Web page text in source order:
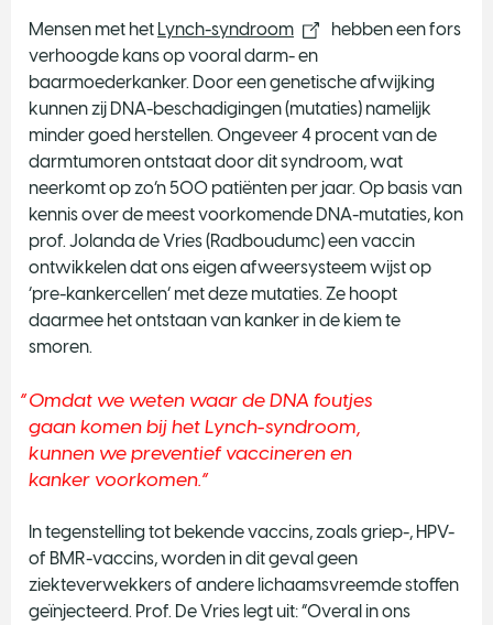
Mensen met het Lynch-syndroom
hebben een fors
verhoogde kans op vooral darm- en
baarmoederkanker. Door een genetische afwijking
kunnen zij DNA-beschadigingen (mutaties) namelijk
minder goed herstellen. Ongeveer 4 procent van de
darmtumoren ontstaat door dit syndroom, wat
neerkomt op zo’n 500 patiënten per jaar. Op basis van
kennis over de meest voorkomende DNA-mutaties, kon
prof. Jolanda de Vries (Radboudumc) een vaccin
ontwikkelen dat ons eigen afweersysteem wijst op
‘pre-kankercellen’ met deze mutaties. Ze hoopt
daarmee het ontstaan van kanker in de kiem te
smoren.
Omdat we weten waar de DNA foutjes
gaan komen bij het Lynch-syndroom,
kunnen we preventief vaccineren en
kanker voorkomen.
In tegenstelling tot bekende vaccins, zoals griep-, HPV-
of BMR-vaccins, worden in dit geval geen
ziekteverwekkers of andere lichaamsvreemde stoffen
geïnjecteerd. Prof. De Vries legt uit: “Overal in ons